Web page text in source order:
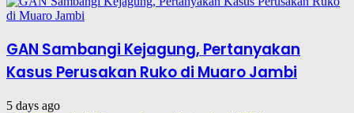
GAN Sambangi Kejagung, Pertanyakan
Kasus Perusakan Ruko di Muaro Jambi
5 days ago